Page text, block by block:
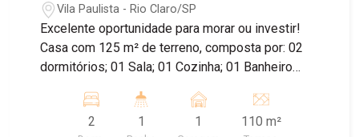
Vila Paulista - Rio Claro/SP
Excelente oportunidade para morar ou investir!
Casa com 125 m² de terreno, composta por: 02
dormitórios; 01 Sala; 01 Cozinha; 01 Banheiro
próxima ao shopping, ao centro da cidade e a
2 1 1 110 m²